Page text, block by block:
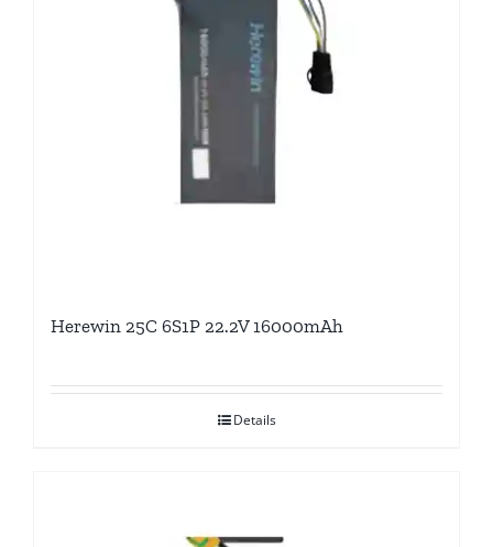
Herewin 25C 6S1P 22.2V 16000mAh
Details